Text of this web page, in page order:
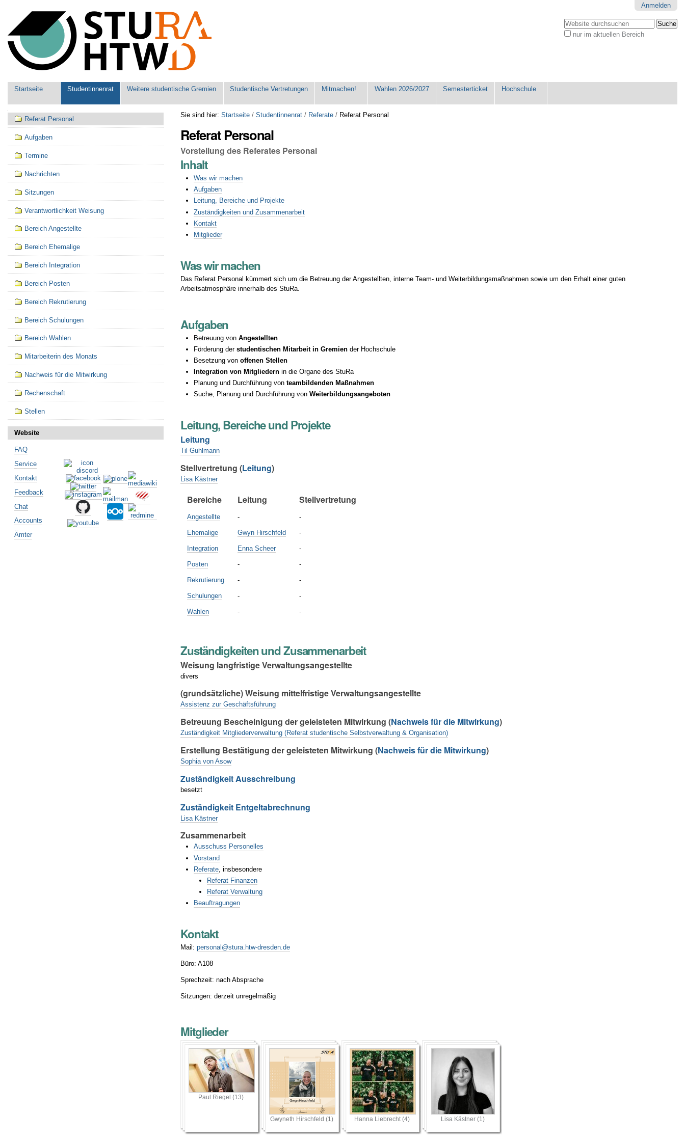
Werkzeuge
Anmelden
Website durchsuchen
nur im aktuellen Bereich
Sektionen
Startseite Studentinnenrat Weitere studentische Gremien Studentische Vertretungen Mitmachen! Wahlen 2026/2027 Semesterticket Hochschule
Sie sind hier: Startseite /Studentinnenrat / Referate / Referat Personal
Referat Personal
Vorstellung des Referates Personal
Inhalt
Was wir machen
Aufgaben
Leitung, Bereiche und Projekte
Zuständigkeiten und Zusammenarbeit
Kontakt
Mitglieder
Was wir machen
Das Referat Personal kümmert sich um die Betreuung der Angestellten, interne Team- und Weiterbildungsmaßnahmen sowie um den Erhalt einer guten
Arbeitsatmosphäre innerhalb des StuRa.
Aufgaben
Betreuung von Angestellten
Förderung der studentischen Mitarbeit in Gremiender Hochschule
Besetzung von offenen Stellen
Integration von Mitgliedernin die Organe des StuRa
Planung und Durchführung von teambildenden Maßnahmen
Suche, Planung und Durchführung von Weiterbildungsangeboten
Leitung, Bereiche und Projekte
Leitung
Til Guhlmann
Stellvertretung (Leitung)
Lisa Kästner
Bereiche Leitung Stellvertretung
Angestellte - -
Ehemalige Gwyn Hirschfeld -
Integration Enna Scheer -
Posten - -
Rekrutierung - -
Schulungen - -
Wahlen - -
Zuständigkeiten und Zusammenarbeit
Weisung langfristige Verwaltungsangestellte
divers
(grundsätzliche) Weisung mittelfristige Verwaltungsangestellte
Assistenz zur Geschäftsführung
Betreuung Bescheinigung der geleisteten Mitwirkung (Nachweis für die Mitwirkung)
Zuständigkeit Mitgliederverwaltung (Referat studentische Selbstverwaltung & Organisation)
Erstellung Bestätigung der geleisteten Mitwirkung (Nachweis für die Mitwirkung)
Sophia von Asow
Zuständigkeit Ausschreibung
besetzt
Zuständigkeit Entgeltabrechnung
Lisa Kästner
Zusammenarbeit
Ausschuss Personelles
Vorstand
Referate, insbesondere
Referat Finanzen
Referat Verwaltung
Beauftragungen
Kontakt
Mail:personal@stura.htw-dresden.de
Büro: A108
Sprechzeit: nach Absprache
Sitzungen: derzeit unregelmäßig
Mitglieder
Paul Riegel (13)
Gwyneth Hirschfeld (1) Hanna Liebrecht (4) Lisa Kästner (1)
Navigation
Referat Personal
Aufgaben
Termine
Nachrichten
Sitzungen
Verantwortlichkeit Weisung
Bereich Angestellte
Bereich Ehemalige
Bereich Integration
Bereich Posten
Bereich Rekrutierung
Bereich Schulungen
Bereich Wahlen
Mitarbeiterin des Monats
Nachweis für die Mitwirkung
Rechenschaft
Stellen
Website
FAQ
Service
Kontakt
Feedback
Chat
Accounts
Ämter